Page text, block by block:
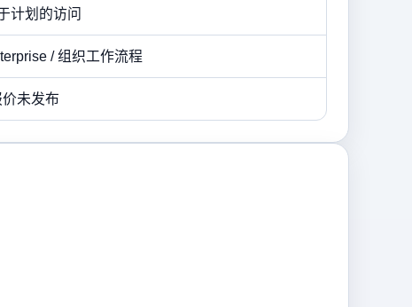
计划的访问
/ 组织工作流程
未发布